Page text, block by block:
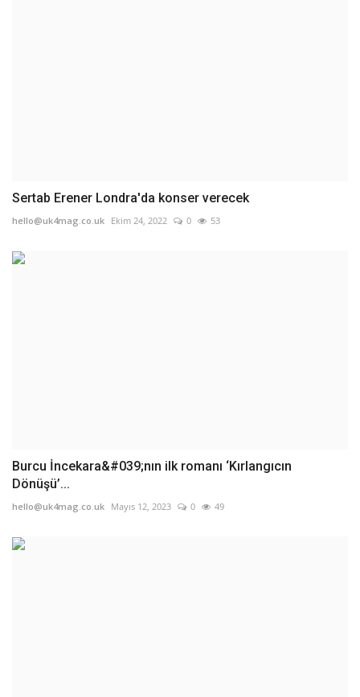
Sertab Erener Londra'da konser verecek
hello@uk4mag.co.uk Ekim 24, 2022 0 53
Burcu İncekara&#039;nın ilk romanı ‘Kırlangıcın
Dönüşü’...
hello@uk4mag.co.uk Mayıs 12, 2023 0 49